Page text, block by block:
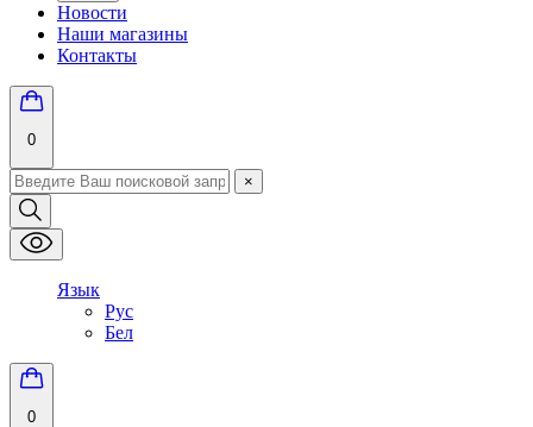
Новости
Наши магазины
Контакты
0
×
Язык
Рус
Бел
0